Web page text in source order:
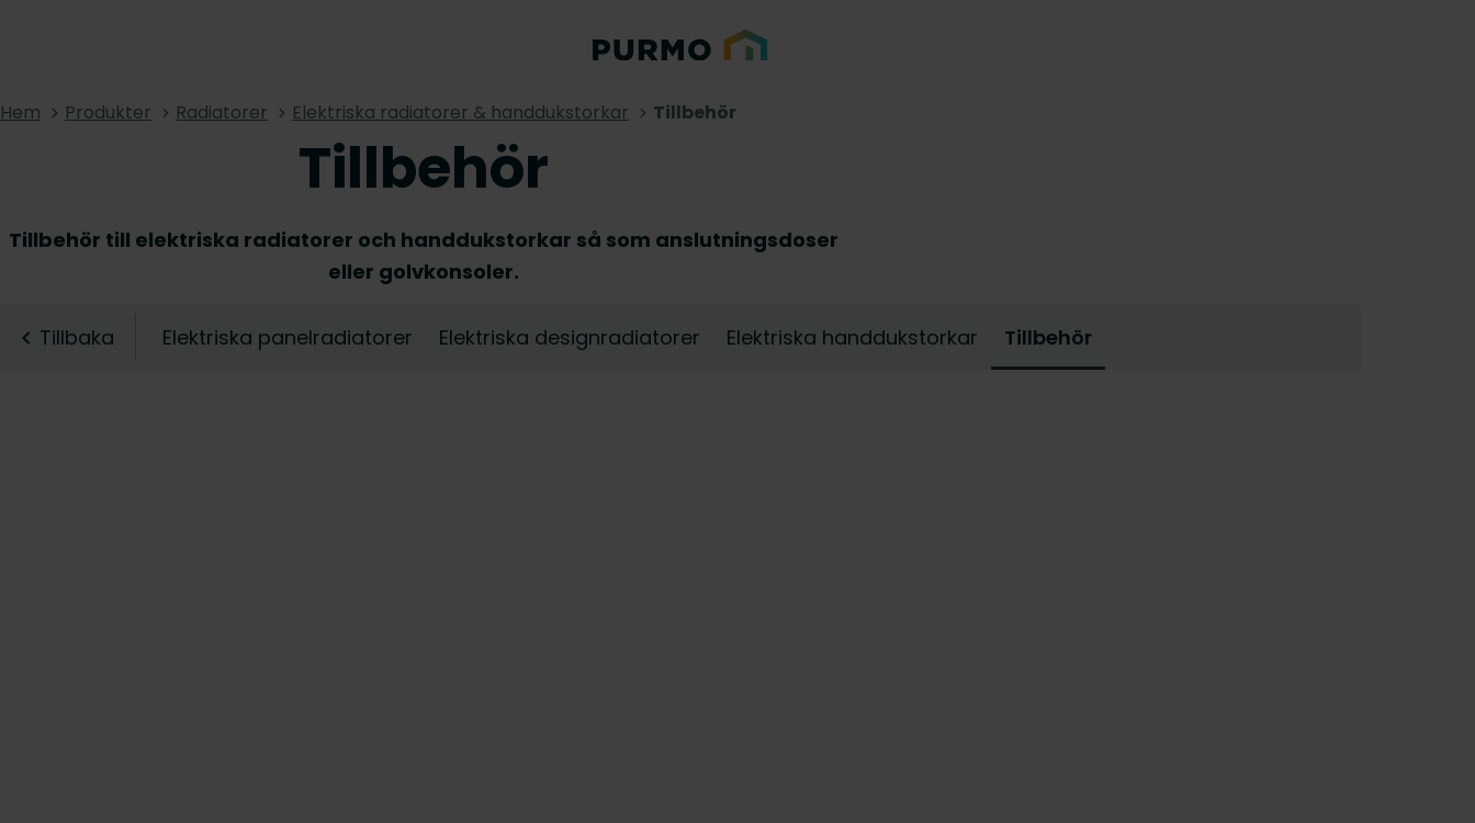
Hem Produkter Radiatorer Elektriska radiatorer & handdukstorkar Tillbehör
Tillbehör
Tillbehör till elektriska radiatorer och handdukstorkar så som anslutningsdoser
eller golvkonsoler.
Tillbaka Elektriska panelradiatorer Elektriska designradiatorer Elektriska handdukstorkar Tillbehör